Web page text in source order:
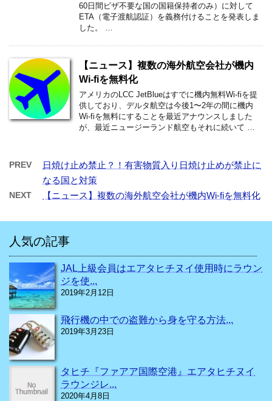
60日間ビザ不要な国の国籍保持者のみ）に対して
ETA（電子渡航認証）を義務付けることを発表しま
した。 …
【ニュース】複数の海外航空会社が機内
Wi-fiを無料化
アメリカのLCC JetBlueはすでに機内無料Wi-fiを提
供しており、デルタ航空は今後1〜2年の間に機内
Wi-fiを無料にすることを最近アナウンスしました
が、最近ニュージーランド航空もそれに続いて …
PREV
日焼け止め禁止？！有害物質入り日焼け止めが禁止に
なる国と対策
NEXT 【ニュース】複数の海外航空会社が機内Wi-fiを無料化
人気の記事
JAL上級会員はエアタヒチヌイ使用時にラウン
ジを使...
2019年2月12日
飛行機の中での盗難から身を守る方法...
2019年3月23日
タヒチ『ファアア国際空港』エアタヒチヌイ
ラウンジレ...
2020年4月8日